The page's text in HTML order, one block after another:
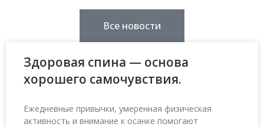
Все новости
Здоровая спина — основа
хорошего самочувствия.
Ежедневные привычки, умеренная физическая
активность и внимание к осанке помогают